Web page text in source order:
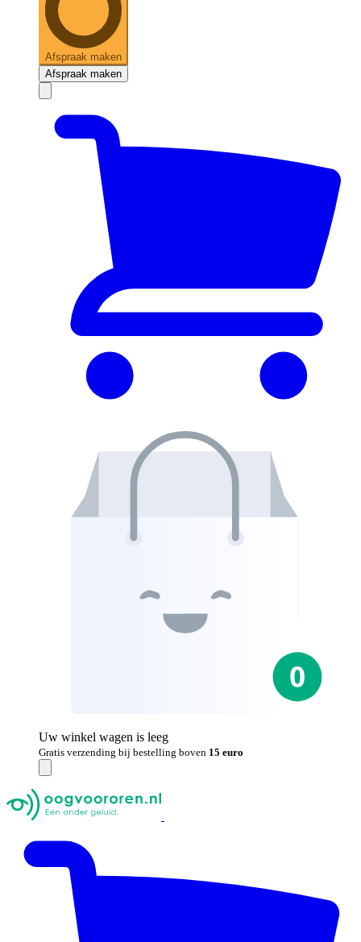
Afspraak maken
Afspraak maken
Uw winkel wagen is leeg
Gratis verzending bij bestelling boven 15 euro